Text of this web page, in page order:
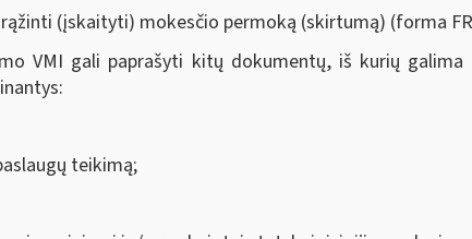
(įskaityti) mokesčio permoką (skirtumą) (forma
VMI gali paprašyti kitų dokumentų, iš kurių galima
teikimą;